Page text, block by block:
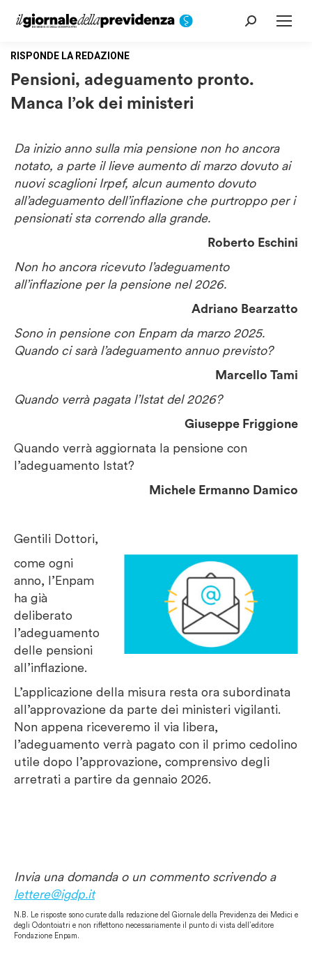
Cerca:
RISPONDE LA REDAZIONE
Pensioni, adeguamento pronto.
Manca l’ok dei ministeri
Da inizio anno sulla mia pensione non ho ancora
notato, a parte il lieve aumento di marzo dovuto ai
nuovi scaglioni Irpef, alcun aumento dovuto
all’adeguamento dell’inflazione che purtroppo per i
pensionati sta correndo alla grande.
Roberto Eschini
Non ho ancora ricevuto l’adeguamento
all’inflazione per la pensione nel 2026.
Adriano Bearzatto
Sono in pensione con Enpam da marzo 2025.
Quando ci sarà l’adeguamento annuo previsto?
Marcello Tami
Quando verrà pagata l’Istat del 2026?
Giuseppe Friggione
Quando verrà aggiornata la pensione con
l’adeguamento Istat?
Michele Ermanno Damico
Gentili Dottori,
come ogni
anno, l’Enpam
ha già
deliberato
l’adeguamento
delle pensioni
all’inflazione.
L’applicazione della misura resta ora subordinata
all’approvazione da parte dei ministeri vigilanti.
Non appena riceveremo il via libera,
l’adeguamento verrà pagato con il primo cedolino
utile dopo l’approvazione, comprensivo degli
arretrati a partire da gennaio 2026.
Invia una domanda o un commento scrivendo a
lettere@igdp.it
N.B. Le risposte sono curate dalla redazione del Giornale della Previdenza dei Medici e
degli Odontoiatri e non riflettono necessariamente il punto di vista dell’editore
Fondazione Enpam.